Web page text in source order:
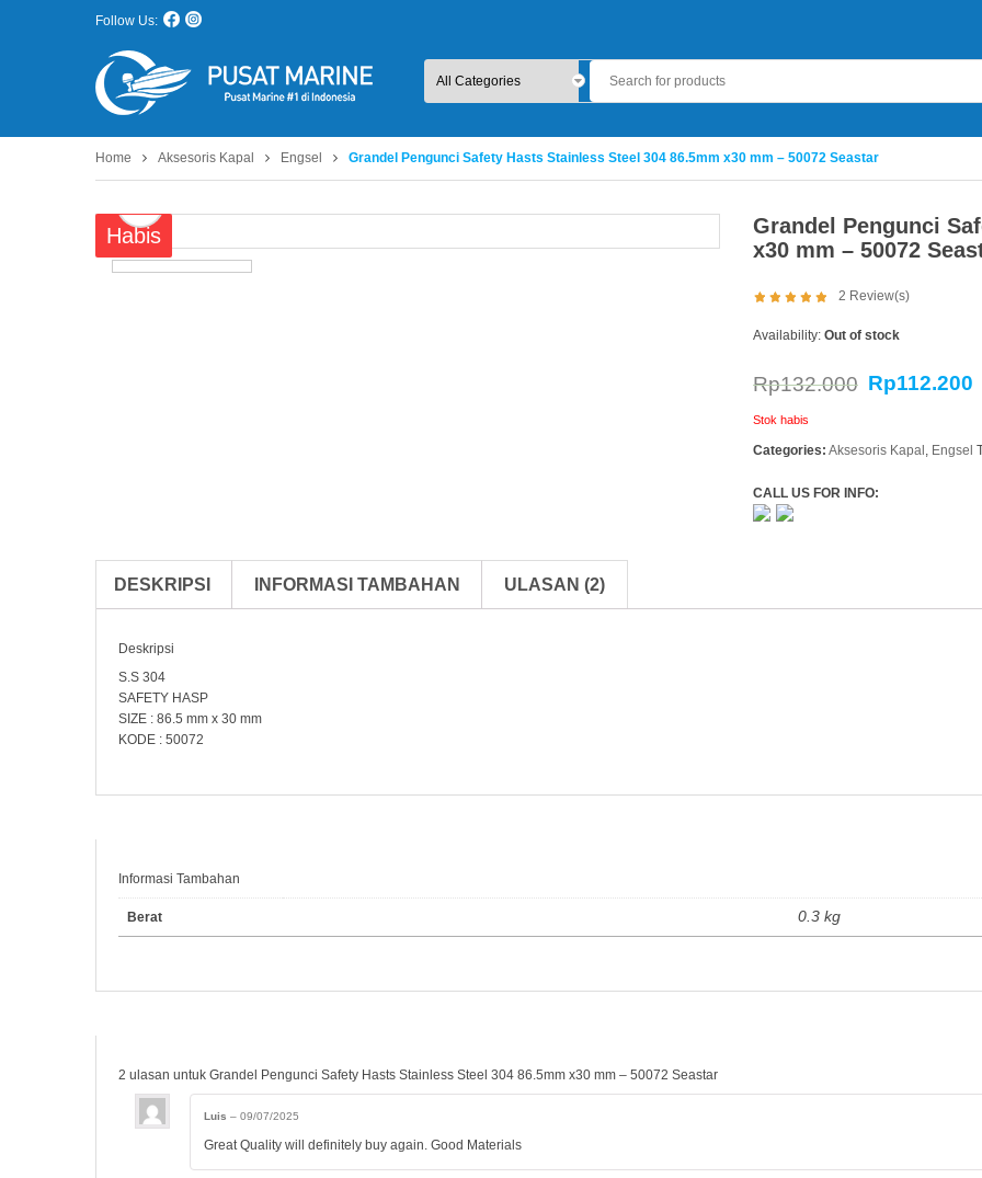
Follow Us:
Home Aksesoris Kapal Engsel Grandel Pengunci Safety Hasts Stainless Steel 304 86.5mm x30 mm – 50072 Seastar
Habis
Grandel Pengunci
x30 mm – 50072
2 Review(s)
Availability: Out of stock
Rp132.000 Rp112.200
Stok habis
Categories: Aksesoris Kapal , Engsel
CALL US FOR INFO:
DESKRIPSI INFORMASI TAMBAHAN ULASAN (2)
Deskripsi
S.S 304
SAFETY HASP
SIZE : 86.5 mm x 30 mm
KODE : 50072
Informasi Tambahan
Berat 0.3 kg
2 ulasan untuk Grandel Pengunci Safety Hasts Stainless Steel 304 86.5mm x30 mm – 50072 Seastar
Luis – 09/07/2025
Great Quality will definitely buy again. Good Materials